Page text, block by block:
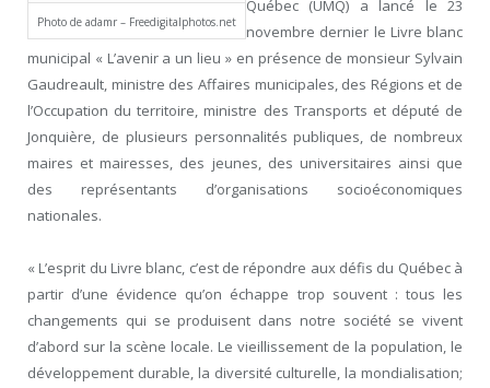
Photo de adamr – Freedigitalphotos.net
Québec (UMQ) a lancé le 23
novembre dernier le Livre blanc
municipal « L’avenir a un lieu » en présence de monsieur Sylvain
Gaudreault, ministre des Affaires municipales, des Régions et de
l’Occupation du territoire, ministre des Transports et député de
Jonquière, de plusieurs personnalités publiques, de nombreux
maires et mairesses, des jeunes, des universitaires ainsi que
des représentants d’organisations socioéconomiques
nationales.
« L’esprit du Livre blanc, c’est de répondre aux défis du Québec à
partir d’une évidence qu’on échappe trop souvent : tous les
changements qui se produisent dans notre société se vivent
d’abord sur la scène locale. Le vieillissement de la population, le
développement durable, la diversité culturelle, la mondialisation;